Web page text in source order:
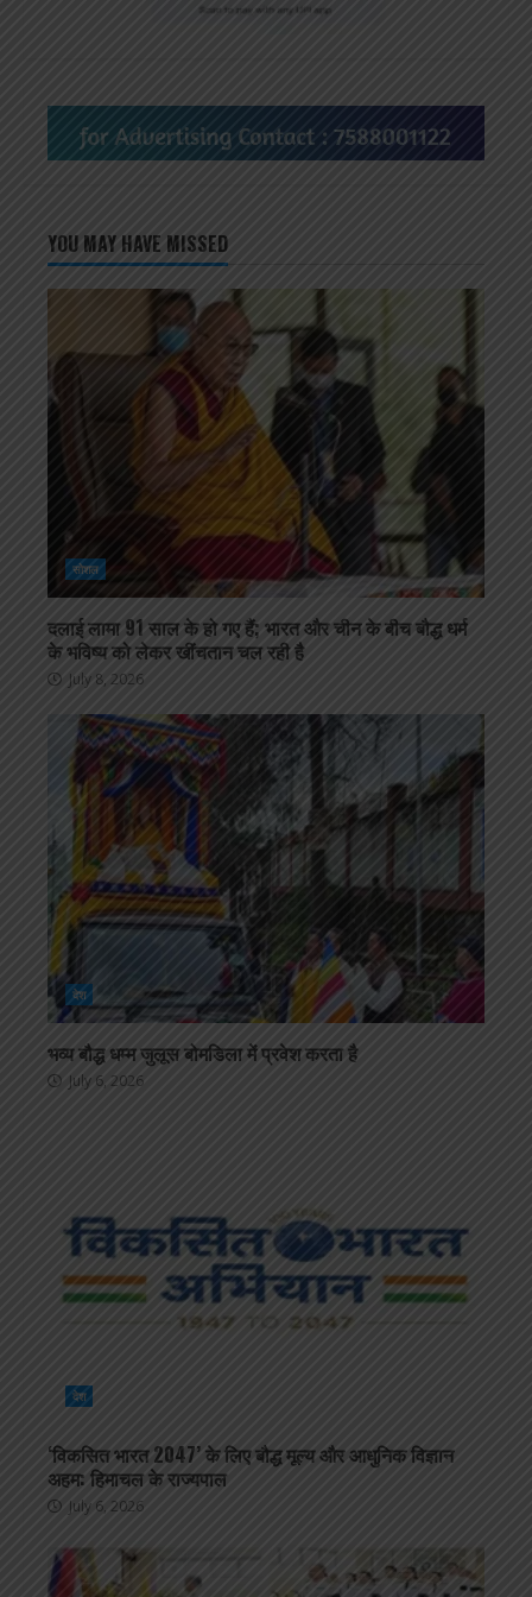
YOU MAY HAVE MISSED
सोशल
दलाई लामा 91 साल के हो गए हैं; भारत और चीन के बीच बौद्ध धर्म
के भविष्य को लेकर खींचतान चल रही है
July 8, 2026
देश
भव्य बौद्ध धम्म जुलूस बोमडिला में प्रवेश करता है
July 6, 2026
देश
‘विकसित भारत 2047’ के लिए बौद्ध मूल्य और आधुनिक विज्ञान
अहम: हिमाचल के राज्यपाल
July 6, 2026